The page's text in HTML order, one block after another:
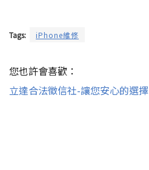
Tags: iPhone維修
您也許會喜歡：
立達合法徵信社-讓您安心的選擇